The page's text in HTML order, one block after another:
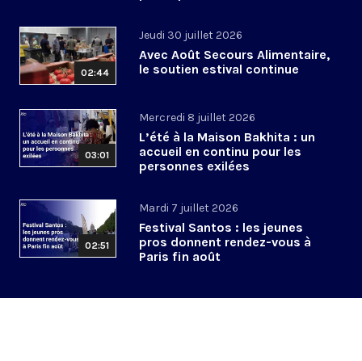
02:44
Jeudi 30 juillet 2026
Avec Août Secours Alimentaire,
le soutien estival continue
03:01
Mercredi 8 juillet 2026
L’été à la Maison Bakhita : un
accueil en continu pour les
personnes exilées
02:51
Mardi 7 juillet 2026
Festival Santos : les jeunes
pros donnent rendez-vous à
Paris fin août